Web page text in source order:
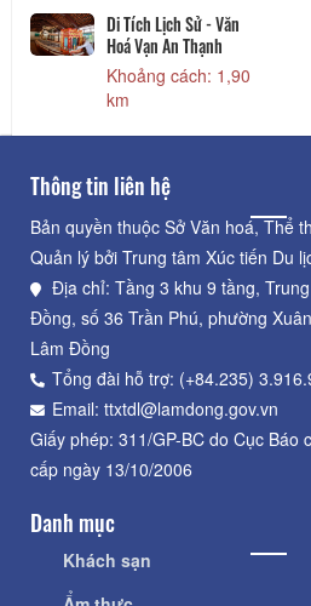
Di Tích Lịch Sử - Văn
Hoá Vạn An Thạnh
Khoảng cách: 1,90
km
Thông tin liên hệ
Bản quyền thuộc Sở Văn hoá, Thể
Quản lý bởi Trung tâm Xúc tiến Du
Địa chỉ: Tầng 3 khu 9 tầng,
Đồng, số 36 Trần Phú, phường
Lâm Đồng
Tổng đài hỗ trợ: (+84.235)
Email: ttxtdl@lamdong.gov.vn
Giấy phép: 311/GP-BC do Cục Báo
cấp ngày 13/10/2006
Danh mục
Khách sạn